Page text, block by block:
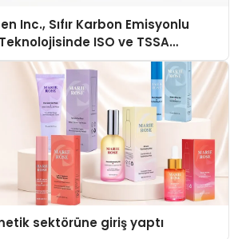
Inc., Sıfır Karbon Emisyonlu
ISO ve TSSA
Aldı
sektörüne giriş yaptı